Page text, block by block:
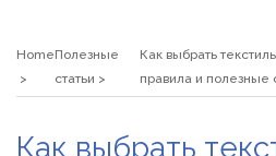
типові помилки, відмова та як її
варіант
HomeПолезные
статьи
Как выбрать
правила и полезные
Как выбрать